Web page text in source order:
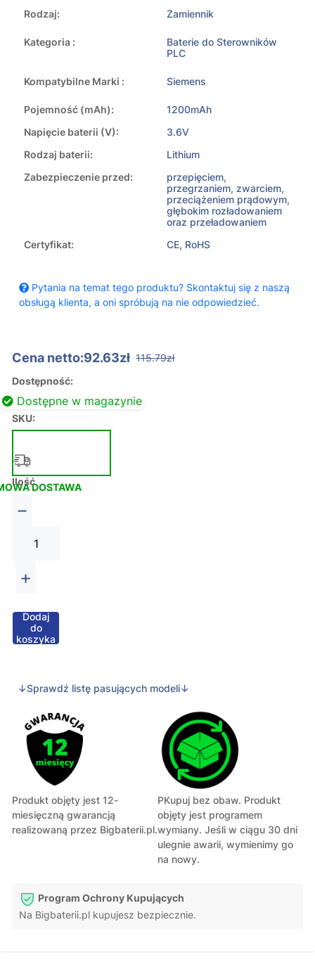
Rodzaj: Zamiennik
Kategoria :
Baterie do Sterowników
PLC
Kompatybilne Marki : Siemens
Pojemność (mAh):
1200mAh
Napięcie baterii (V):
3.6V
Rodzaj baterii:
Lithium
Zabezpieczenie przed:
przepięciem,
przegrzaniem, zwarciem,
przeciążeniem prądowym,
głębokim rozładowaniem
oraz przeładowaniem
Certyfikat:
CE, RoHS
Pytania na temat tego produktu? Skontaktuj się z naszą
obsługą klienta, a oni spróbują na nie odpowiedzieć.
Cena netto:92.63zł 115.79zł
Dostępność:
Dostępne w magazynie
SKU:
DOSTAWA
Ilość
−
+
Dodaj
do
koszyka
↓Sprawdź listę pasujących modeli↓
Produkt objęty jest 12-
miesięczną gwarancją
realizowaną przez Bigbaterii.pl.
PKupuj bez obaw. Produkt
objęty jest programem
wymiany. Jeśli w ciągu 30 dni
ulegnie awarii, wymienimy go
na nowy.
Program Ochrony Kupujących
Na Bigbaterii.pl kupujesz bezpiecznie.